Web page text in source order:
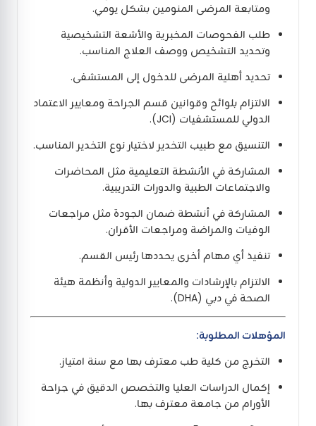
ومتابعة المرضى المنومين بشكل يومي.
طلب الفحوصات المخبرية والأشعة التشخيصية
وتحديد التشخيص ووصف العلاج المناسب.
تحديد أهلية المرضى للدخول إلى المستشفى.
الالتزام بلوائح وقوانين قسم الجراحة ومعايير الاعتماد
الدولي للمستشفيات (JCI).
التنسيق مع طبيب التخدير لاختيار نوع التخدير المناسب.
المشاركة في الأنشطة التعليمية مثل المحاضرات
والاجتماعات الطبية والدورات التدريبية.
المشاركة في أنشطة ضمان الجودة مثل مراجعات
الوفيات والمراضة ومراجعات الأقران.
تنفيذ أي مهام أخرى يحددها رئيس القسم.
الالتزام بالإرشادات والمعايير الدولية وأنظمة هيئة
الصحة في دبي (DHA).
المؤهلات المطلوبة:
التخرج من كلية طب معترف بها مع سنة امتياز.
إكمال الدراسات العليا والتخصص الدقيق في جراحة
الأورام من جامعة معترف بها.